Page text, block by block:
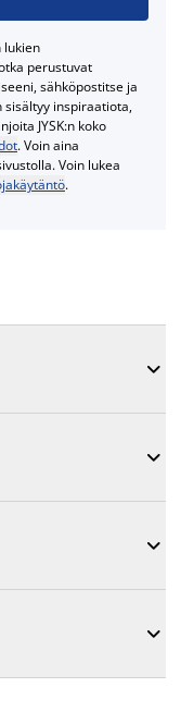
lukien
perustuvat
sähköpostitse ja
sisältyy inspiraatiota,
JYSK:n koko
. Voin aina
Voin lukea
.



